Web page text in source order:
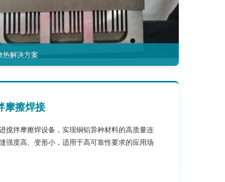
热解决方案
摩擦焊接
搅拌摩擦焊设备，实现铜铝异种材料的高质量连
强度高、变形小，适用于高可靠性要求的应用场